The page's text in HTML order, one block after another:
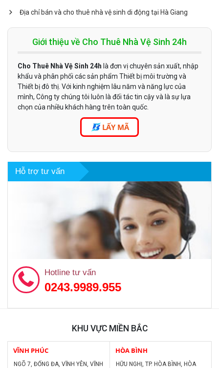
Địa chỉ bán và cho thuê nhà vệ sinh di động tại Hà Giang
Giới thiệu về Cho Thuê Nhà Vệ Sinh 24h
Cho Thuê Nhà Vệ Sinh 24h là đơn vị chuyên sản xuất, nhập
khẩu và phân phối các sản phẩm Thiết bị môi trường và
Thiết bị đô thị. Với kinh nghiệm lâu năm và năng lực của
mình, Công ty chúng tôi luôn là đối tác tin cậy và là sự lựa
chọn của nhiều khách hàng trên toàn quốc.
LẤY MÃ
Hỗ trợ tư vấn
Hotline tư vấn
0243.9989.955
KHU VỰC MIỀN BẮC
VĨNH PHÚC
NGÕ 7, ĐỐNG ĐA, VĨNH YÊN, VĨNH
HÒA BÌNH
HỮU NGHỊ, TP. HÒA BÌNH, HÒA